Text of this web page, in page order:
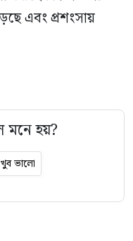
এবং প্রশংসায়
মনে হয়?
খুব ভালো